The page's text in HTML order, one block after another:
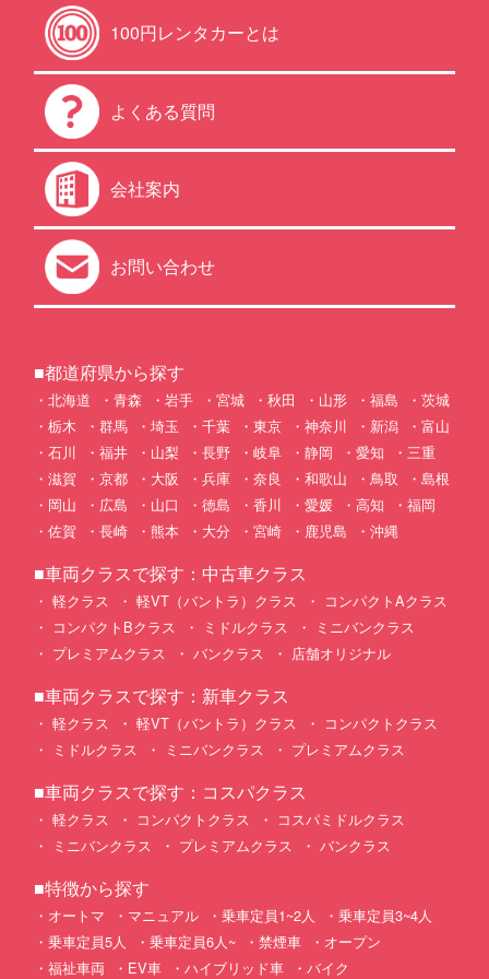
100円レンタカーとは
よくある質問
会社案内
お問い合わせ
■都道府県から探す
北海道 青森 岩手 宮城 秋田 山形 福島
茨城
栃木
群馬 埼玉 千葉 東京 神奈川 新潟
富山
石川
福井 山梨 長野 岐阜 静岡 愛知
三重
滋賀
京都 大阪 兵庫 奈良 和歌山 鳥取
島根
岡山
広島 山口 徳島 香川 愛媛 高知
福岡
佐賀
長崎 熊本 大分 宮崎 鹿児島 沖縄
■車両クラスで探す：中古車クラス
軽クラス 軽VT（バントラ）クラス
コンパクトAクラス
コンパクトBクラス
ミドルクラス
ミニバンクラス
プレミアムクラス
バンクラス 店舗オリジナル
■車両クラスで探す：新車クラス
軽クラス 軽VT（バントラ）クラス
コンパクトクラス
ミドルクラス
ミニバンクラス プレミアムクラス
■車両クラスで探す：コスパクラス
軽クラス コンパクトクラス
コスパミドルクラス
ミニバンクラス
プレミアムクラス バンクラス
■特徴から探す
オートマ マニュアル 乗車定員1~2人
乗車定員3~4人
乗車定員5人
乗車定員6人~ 禁煙車
オープン
福祉車両
EV車 ハイブリッド車 バイク